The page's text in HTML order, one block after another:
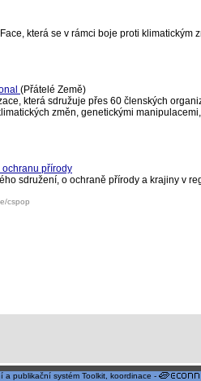
která se v rámci boje proti klimatickým
(Přátelé Země)
která sdružuje přes 60 členských
změn, genetickými
přírody
sdružení, o ochraně přírody a krajiny v
cspop
a publikační systém Toolkit , koordinace -